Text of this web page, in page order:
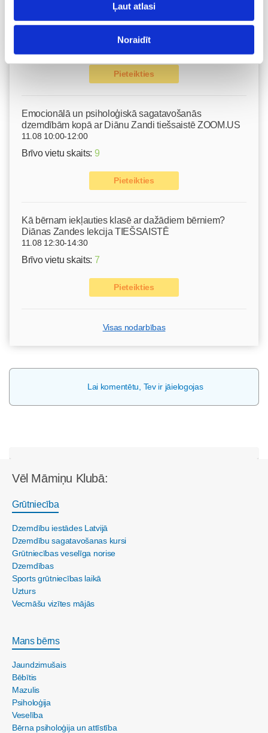
Ļaut atlasi
Noraidīt
Ķermeņa masāža
Pieteikties
Emocionālā un psiholoģiskā sagatavošanās
dzemdībām kopā ar Diānu Zandi tiešsaistē ZOOM.US
11.08 10:00-12:00
Brīvo vietu skaits: 9
Pieteikties
Kā bērnam iekļauties klasē ar dažādiem bērniem?
Diānas Zandes lekcija TIEŠSAISTĒ
11.08 12:30-14:30
Brīvo vietu skaits: 7
Pieteikties
Visas nodarbības
Lai komentētu, Tev ir jāielogojas
Vēl Māmiņu Klubā:
Grūtniecība
Dzemdību iestādes Latvijā
Dzemdību sagatavošanas kursi
Grūtniecības veselīga norise
Dzemdības
Sports grūtniecības laikā
Uzturs
Vecmāšu vizītes mājās
Mans bērns
Jaundzimušais
Bēbītis
Mazulis
Psiholoģija
Veselība
Bērna psiholoģija un attīstība